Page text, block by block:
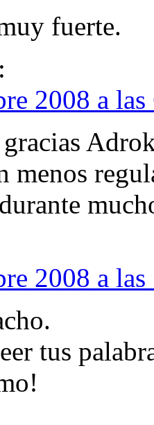
fuerte.
2008 a
menos
2008 a
tus